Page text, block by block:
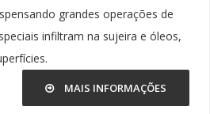
grandes operações de
infiltram na sujeira e óleos,
MAIS INFORMAÇÕES